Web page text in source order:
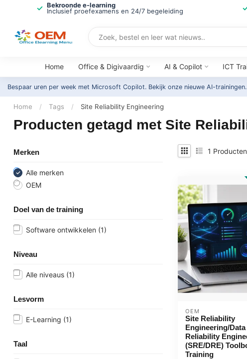
Bekroonde e-learning
Inclusief proefexamens en 24/7 begeleiding
Home Office & Digivaardig AI & Copilot ICT
Bespaar uren per week met Microsoft Copilot. Bekijk onze nieuwe AI-trainingen.
Home / Tags / Site Reliability Engineering
Producten getagd met Site
Merken
Alle merken
OEM
Doel van de training
Software ontwikkelen (1)
Niveau
Alle niveaus (1)
Lesvorm
E-Learning (1)
Taal
1 Producten
OEM
Site Reliability
Engineering/Data
Reliability
(SRE/DRE)
Training